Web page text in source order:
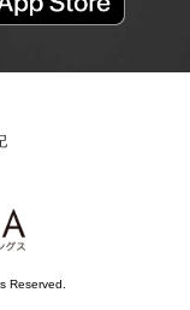
Reserved.